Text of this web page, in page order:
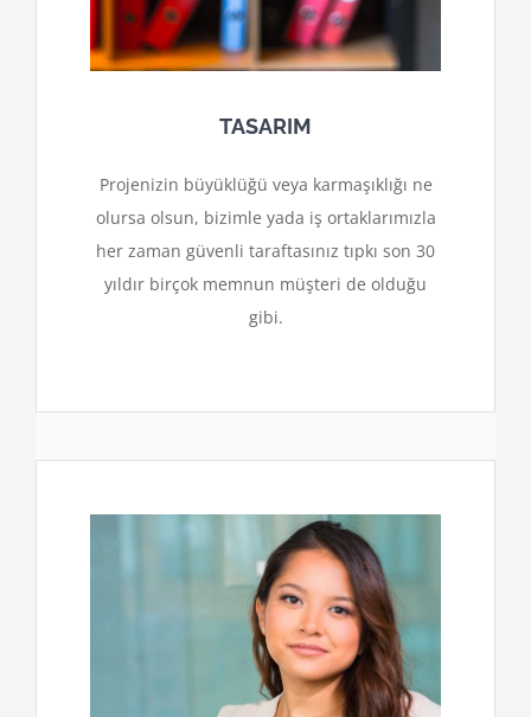
TASARIM
Projenizin büyüklüğü veya karmaşıklığı ne
olursa olsun, bizimle yada iş ortaklarımızla
her zaman güvenli taraftasınız tıpkı son 30
yıldır birçok memnun müşteri de olduğu
gibi.